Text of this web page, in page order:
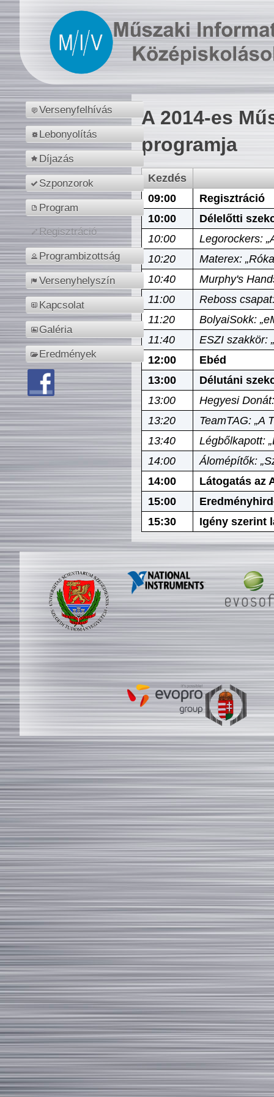
Versenyfelhívás
Lebonyolítás
Díjazás
Szponzorok
Program
Regisztráció
Programbizottság
Versenyhelyszín
Kapcsolat
Galéria
Eredmények
A 2014-es
programja
Kezdés
09:00
Regisztráció
10:00
Délelőtti
10:00
Legorockers:
10:20
Materex:
10:40
Murphy's
11:00
Reboss
11:20
BolyaiSokk:
11:40
ESZI szakkör:
12:00
Ebéd
13:00
Délutáni
13:00
Hegyesi
13:20
TeamTAG: „A
13:40
Légbőlkapott:
14:00
Álomépítők:
14:00
Látogatás az
15:00
15:30
Igény szerint